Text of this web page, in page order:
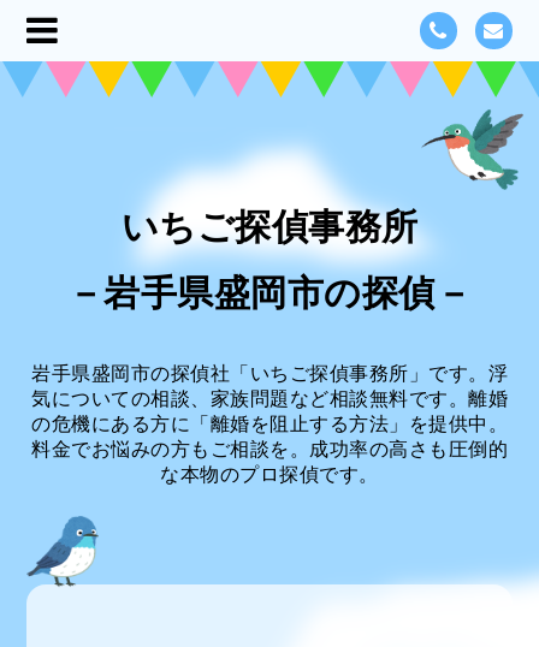
いちご探偵事務所
－岩手県盛岡市の探偵－
岩手県盛岡市の探偵社「いちご探偵事務所」です。浮
気についての相談、家族問題など相談無料です。離婚
の危機にある方に「離婚を阻止する方法」を提供中。
料金でお悩みの方もご相談を。成功率の高さも圧倒的
な本物のプロ探偵です。